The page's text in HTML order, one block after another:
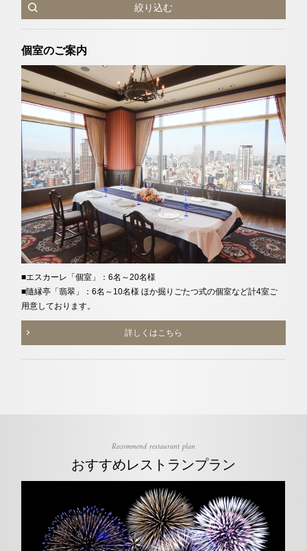
絞り込む
個室のご案内
■エスカーレ「個室」：6名～20名様
■隨縁亭「翡翠」：6名～10名様 ほか掘りごたつ式の個室など計4室ご
用意しております。
詳しくはこちら
Recommend restaurant plan
おすすめレストランプラン